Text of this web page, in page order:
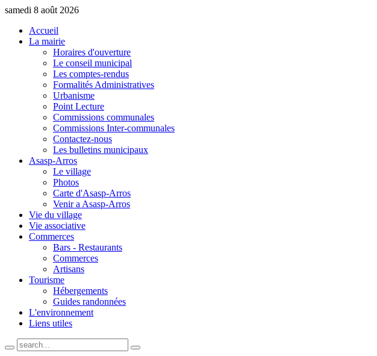
samedi 8 août 2026
Accueil
La mairie
Horaires d'ouverture
Le conseil municipal
Les comptes-rendus
Formalités Administratives
Urbanisme
Point Lecture
Commissions communales
Commissions Inter-communales
Contactez-nous
Les bulletins municipaux
Asasp-Arros
Le village
Photos
Carte d'Asasp-Arros
Venir a Asasp-Arros
Vie du village
Vie associative
Commerces
Bars - Restaurants
Commerces
Artisans
Tourisme
Hébergements
Guides randonnées
L'environnement
Liens utiles